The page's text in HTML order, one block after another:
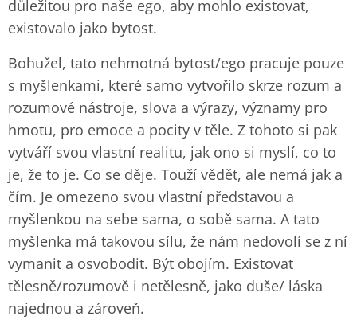
důležitou pro naše ego, aby mohlo existovat,
existovalo jako bytost.
Bohužel, tato nehmotná bytost/ego pracuje pouze
s myšlenkami, které samo vytvořilo skrze rozum a
rozumové nástroje, slova a výrazy, významy pro
hmotu, pro emoce a pocity v těle. Z tohoto si pak
vytváří svou vlastní realitu, jak ono si myslí, co to
je, že to je. Co se děje. Touží vědět, ale nemá jak a
čím. Je omezeno svou vlastní představou a
myšlenkou na sebe sama, o sobě sama. A tato
myšlenka má takovou sílu, že nám nedovolí se z ní
vymanit a osvobodit. Být obojím. Existovat
tělesně/rozumově i netělesně, jako duše/ láska
najednou a zároveň.